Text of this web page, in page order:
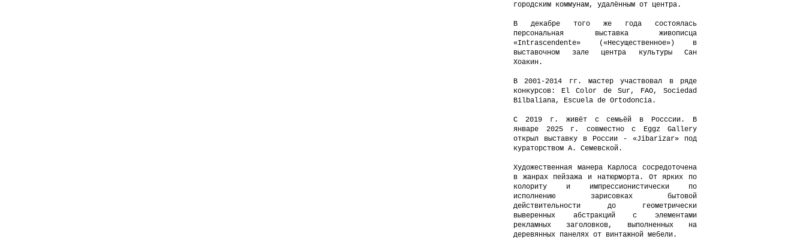
городским коммунам, удалённым от центра.
В декабре того же года состоялась
персональная выставка живописца
«Intrascendente» («Несущественное») в
выставочном зале центра культуры Сан
Хоакин.
В 2001-2014 гг. мастер участвовал в ряде
конкурсов: El Color de Sur, FAO, Sociedad
Bilbaliana, Escuela de Ortodoncia.
С 2019 г. живёт с семьёй в Росссии. В
январе 2025 г. совместно с Eggz Gallery
открыл выставку в России - «Jibarizar» под
кураторством А. Семевской.
Художественная манера Карлоса сосредоточена
в жанрах пейзажа и натюрморта. От ярких по
колориту и импрессионистически по
исполнению зарисовках бытовой
действительности до геометрически
выверенных абстракций с элементами
рекламных заголовков, выполненных на
деревянных панелях от винтажной мебели.